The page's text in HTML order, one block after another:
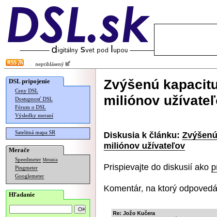
neprihlásený
DSL pripojenie
Ceny DSL
Dostupnosť DSL
Fórum o DSL
Výsledky meraní
Satelitná mapa SR
Merače
Speedmeter Merania
Pingmeter
Googlemeter
Hľadanie
Zvýšenú
miliónov
Diskusia k článku:
miliónov užívateľov
Prispievajte do diskusií ako
Komentár, na ktorý
Re: Jožo Kučera